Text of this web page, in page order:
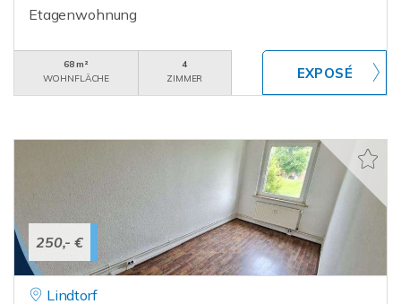
Etagenwohnung
68 m²
WOHNFLÄCHE
4
ZIMMER
250,- €
Lindtorf